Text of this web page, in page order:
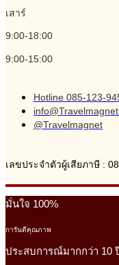
เสาร์
9:00-18:00
9:00-15:00
Hotline 085-123-
@Travelmagnet
เลขประจำตัวผู้เสียภาษี :
มั่นใจ 100%
การันตีคุณภาพ
ประสบการณ์มากกว่า 10